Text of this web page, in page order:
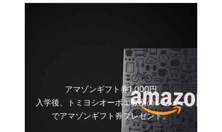
アマゾンギフト券1,000円
入学後、トミヨシオーボエ教室のレビュー
でアマゾンギフト券プレゼント。